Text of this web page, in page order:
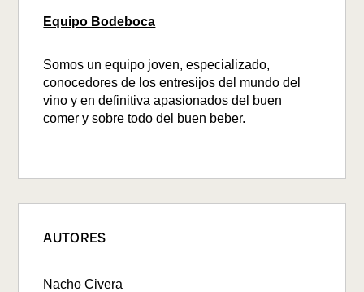
Equipo Bodeboca
Somos un equipo joven, especializado,
conocedores de los entresijos del mundo del
vino y en definitiva apasionados del buen
comer y sobre todo del buen beber.
AUTORES
Nacho Civera